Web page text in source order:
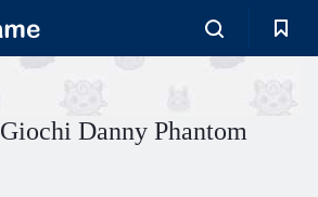
Giochi Danny Phantom